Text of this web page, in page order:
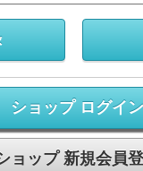
ショップ ログイン
ョップ 新規会員